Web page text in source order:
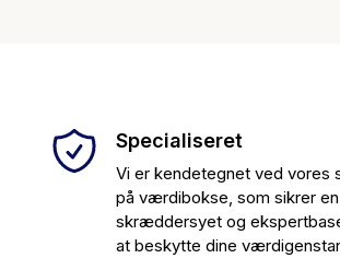
Specialiseret
Vi er kendetegnet ved vores
på værdibokse, som sikrer en
skræddersyet og
at beskytte dine